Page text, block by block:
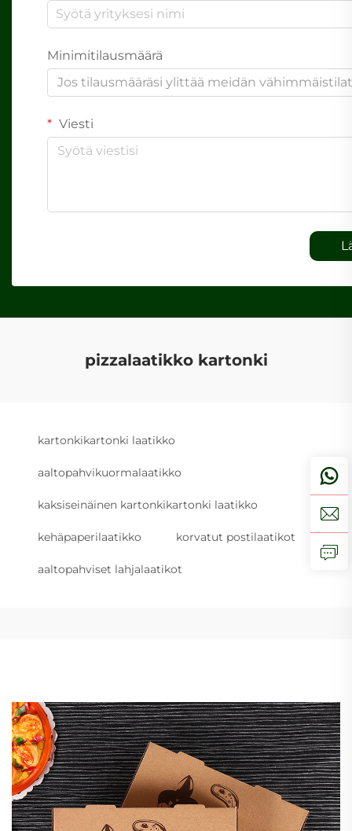
Minimitilausmäärä
Jos tilausmääräsi ylittää meidän
Viesti
pizzalaatikko kartonki
kartonkikartonki laatikko
aaltopahvikuormalaatikko
kaksiseinäinen kartonkikartonki laatikko
kehäpaperilaatikko korvatut postilaatikot
aaltopahviset lahjalaatikot